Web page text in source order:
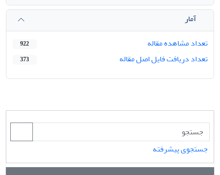
آمار
تعداد مشاهده مقاله
922
تعداد دریافت فایل اصل مقاله 373
جستجوی پیشرفته